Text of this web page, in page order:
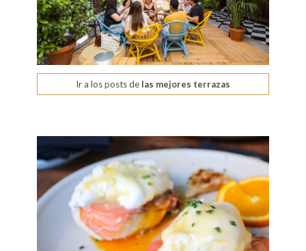
Ir a los posts de las mejores terrazas